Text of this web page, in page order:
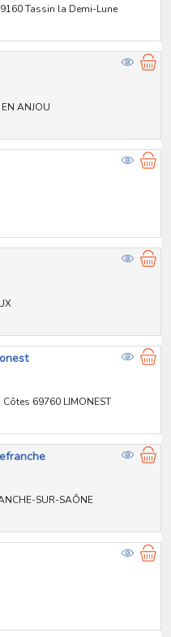
Tassin la Demi-Lune
ANJOU
69760 LIMONEST
SUR-SAÔNE